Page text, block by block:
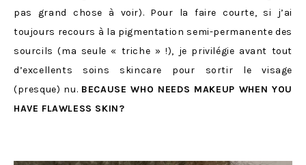
pas grand chose à voir). Pour la faire courte, si j’ai
toujours recours à la pigmentation semi-permanente des
sourcils (ma seule « triche » !), je privilégie avant tout
d’excellents soins skincare pour sortir le visage
(presque) nu. BECAUSE WHO NEEDS MAKEUP WHEN YOU
HAVE FLAWLESS SKIN?